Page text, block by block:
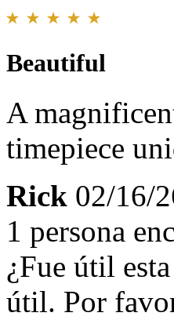
Beautiful
A
timepiece
Rick 02/16/
1 persona
¿Fue útil
útil. Por